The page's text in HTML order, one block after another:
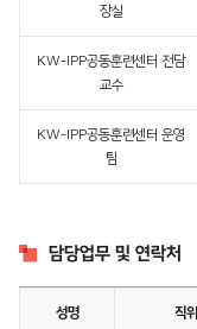
장실
KW-IPP공동훈련센터 전담
교수
KW-IPP공동훈련센터 운영
팀
담당업무 및 연락처
성명 직위